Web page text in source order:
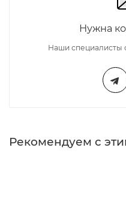
Нужна
Наши специалисты
Рекомендуем с